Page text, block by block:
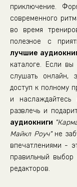
33
34
35
36
38
39
40
41
43
приключение.
современного
во время
полезное с
лучшие
каталоге. Если вы
слушать онлайн,
доступ к полному
и наслаждайтесь
развлечь и
аудиокниги
Майкл Роуч"не
впечатлениями -
правильный
редакторов.